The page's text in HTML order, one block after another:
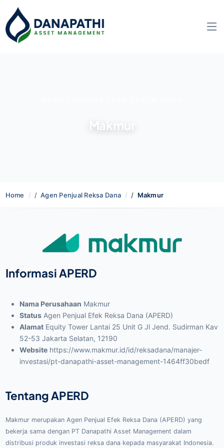
Makmur
Home Agen Penjual Reksa Dana Makmur
Informasi APERD
Nama Perusahaan Makmur
Status Agen Penjual Efek Reksa Dana (APERD)
Alamat Equity Tower Lantai 25 Unit G Jl Jend. Sudirman Kav
52-53 Jakarta Selatan, 12190
Website https://www.makmur.id/id/reksadana/manajer-
investasi/pt-danapathi-asset-management-1464ff30bedf
Tentang APERD
Makmur merupakan Agen Penjual Efek Reksa Dana (APERD) yang
bekerja sama dengan PT Danapathi Asset Management dalam
distribusi produk investasi reksa dana kepada masyarakat Indonesia.